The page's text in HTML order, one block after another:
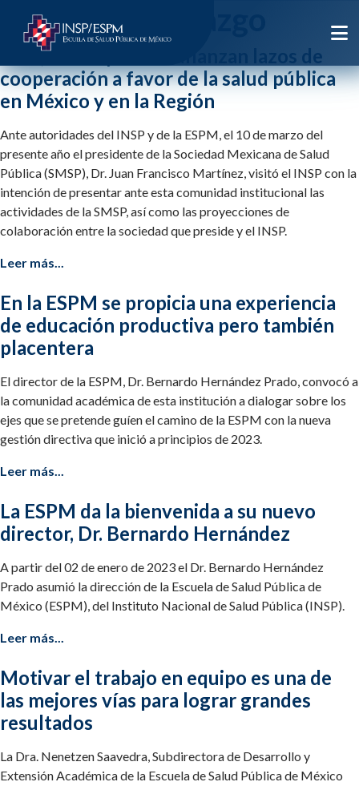
Etiqueta:
INSP, ESPM y SMSP afianzan lazos de
cooperación a favor de la salud pública
en México y en la Región
Ante autoridades del INSP y de la ESPM, el 10 de marzo del
presente año el presidente de la Sociedad Mexicana de Salud
Pública (SMSP), Dr. Juan Francisco Martínez, visitó el INSP con la
intención de presentar ante esta comunidad institucional las
actividades de la SMSP, así como las proyecciones de
colaboración entre la sociedad que preside y el INSP.
Leer más...
En la ESPM se propicia una experiencia
de educación productiva pero también
placentera
El director de la ESPM, Dr. Bernardo Hernández Prado, convocó a
la comunidad académica de esta institución a dialogar sobre los
ejes que se pretende guíen el camino de la ESPM con la nueva
gestión directiva que inició a principios de 2023.
Leer más...
La ESPM da la bienvenida a su nuevo
director, Dr. Bernardo Hernández
A partir del 02 de enero de 2023 el Dr. Bernardo Hernández
Prado asumió la dirección de la Escuela de Salud Pública de
México (ESPM), del Instituto Nacional de Salud Pública (INSP).
Leer más...
Motivar el trabajo en equipo es una de
las mejores vías para lograr grandes
resultados
La Dra. Nenetzen Saavedra, Subdirectora de Desarrollo y
Extensión Académica de la Escuela de Salud Pública de México